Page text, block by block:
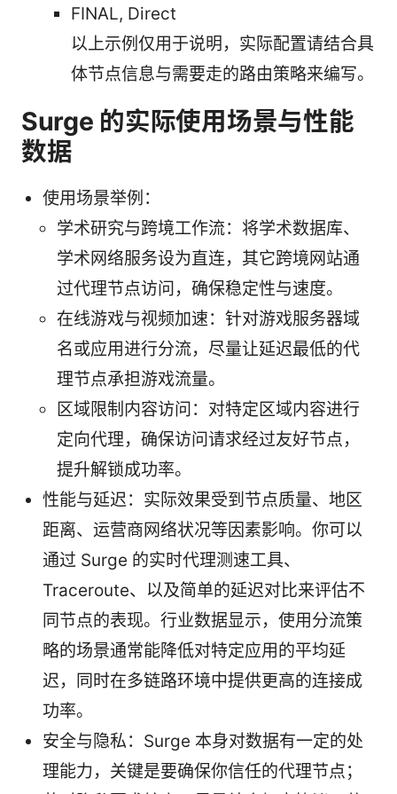
FINAL, Direct
以上示例仅用于说明，实际配置请结合具
体节点信息与需要走的路由策略来编写。
Surge 的实际使用场景与性能
数据
使用场景举例：
学术研究与跨境工作流：将学术数据库、
学术网络服务设为直连，其它跨境网站通
过代理节点访问，确保稳定性与速度。
在线游戏与视频加速：针对游戏服务器域
名或应用进行分流，尽量让延迟最低的代
理节点承担游戏流量。
区域限制内容访问：对特定区域内容进行
定向代理，确保访问请求经过友好节点，
提升解锁成功率。
性能与延迟：实际效果受到节点质量、地区
距离、运营商网络状况等因素影响。你可以
通过 Surge 的实时代理测速工具、
Traceroute、以及简单的延迟对比来评估不
同节点的表现。行业数据显示，使用分流策
略的场景通常能降低对特定应用的平均延
迟，同时在多链路环境中提供更高的连接成
功率。
安全与隐私：Surge 本身对数据有一定的处
理能力，关键是要确保你信任的代理节点；